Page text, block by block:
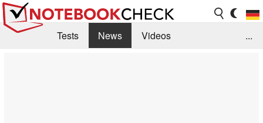
Tests News
Videos
...